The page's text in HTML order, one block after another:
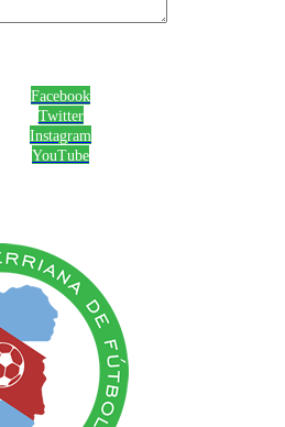
Facebook
Twitter
Instagram
YouTube